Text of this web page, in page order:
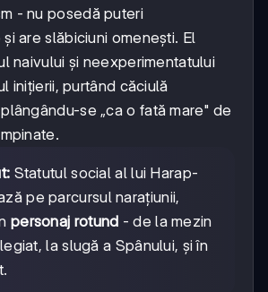
- nu posedă puteri
are slăbiciuni omenești. El
naivului și neexperimentatului
inițierii, purtând căciulă
se „ca o fată mare" de
Statutul social al lui Harap-
pe parcursul narațiunii,
personaj rotund - de la mezin
la slugă a Spânului, și în